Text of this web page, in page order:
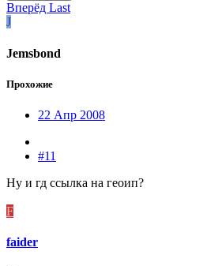
Вперёд Last
J
Jemsbond
Прохожие
22 Апр 2008
#11
Ну и гд ссылка на геоип?
F
faider